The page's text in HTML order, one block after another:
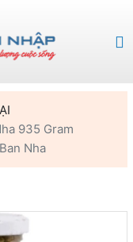
935 Gram
Nha